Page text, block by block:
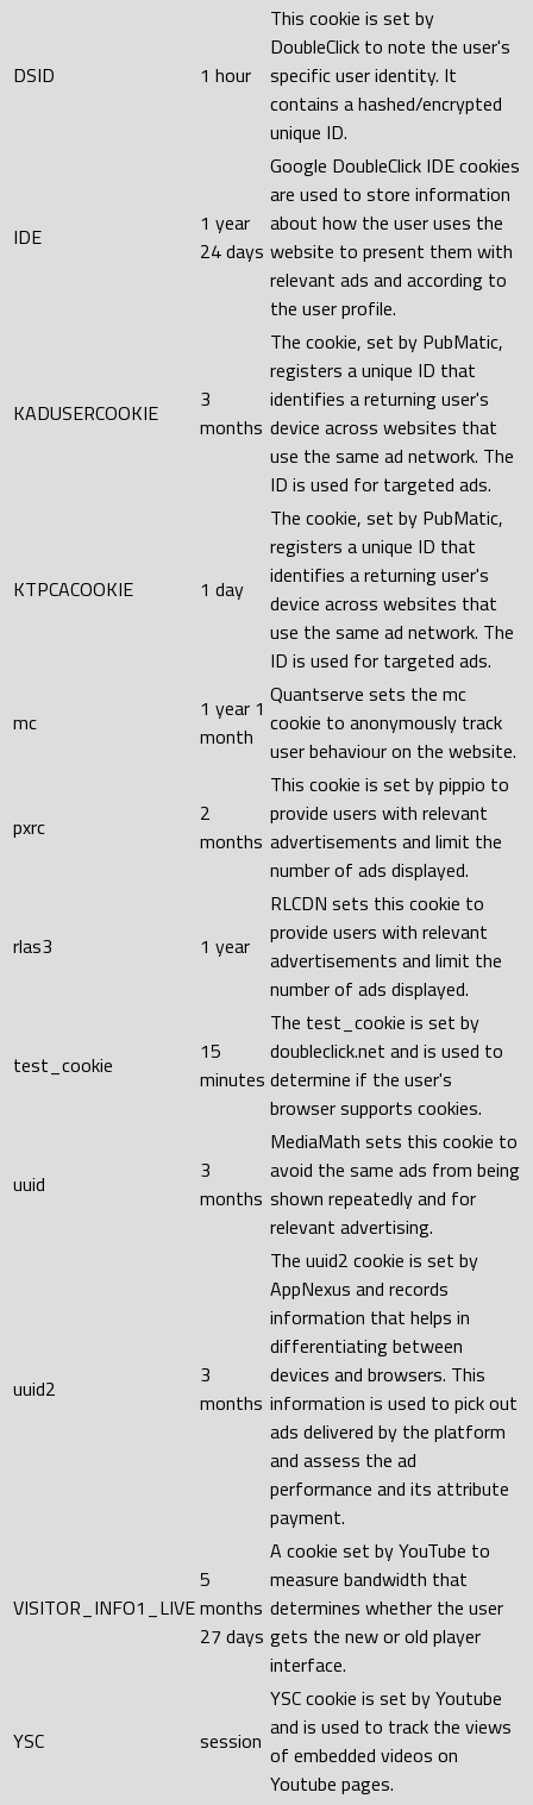
DSID 1 hour
This cookie is set by
DoubleClick to note the user's
specific user identity. It
contains a hashed/encrypted
unique ID.
IDE
1 year
24 days
Google DoubleClick IDE cookies
are used to store information
about how the user uses the
website to present them with
relevant ads and according to
the user profile.
KADUSERCOOKIE
3
months
The cookie, set by PubMatic,
registers a unique ID that
identifies a returning user's
device across websites that
use the same ad network. The
ID is used for targeted ads.
KTPCACOOKIE 1 day
The cookie, set by PubMatic,
registers a unique ID that
identifies a returning user's
device across websites that
use the same ad network. The
ID is used for targeted ads.
mc
1 year 1
month
Quantserve sets the mc
cookie to anonymously track
user behaviour on the website.
pxrc
2
months
This cookie is set by pippio to
provide users with relevant
advertisements and limit the
number of ads displayed.
rlas3 1 year
RLCDN sets this cookie to
provide users with relevant
advertisements and limit the
number of ads displayed.
test_cookie
15
minutes
The test_cookie is set by
doubleclick.net and is used to
determine if the user's
browser supports cookies.
uuid
3
months
MediaMath sets this cookie to
avoid the same ads from being
shown repeatedly and for
relevant advertising.
uuid2
3
months
The uuid2 cookie is set by
AppNexus and records
information that helps in
differentiating between
devices and browsers. This
information is used to pick out
ads delivered by the platform
and assess the ad
performance and its attribute
payment.
VISITOR_INFO1_LIVE
5
months
27 days
A cookie set by YouTube to
measure bandwidth that
determines whether the user
gets the new or old player
interface.
YSC session
YSC cookie is set by Youtube
and is used to track the views
of embedded videos on
Youtube pages.